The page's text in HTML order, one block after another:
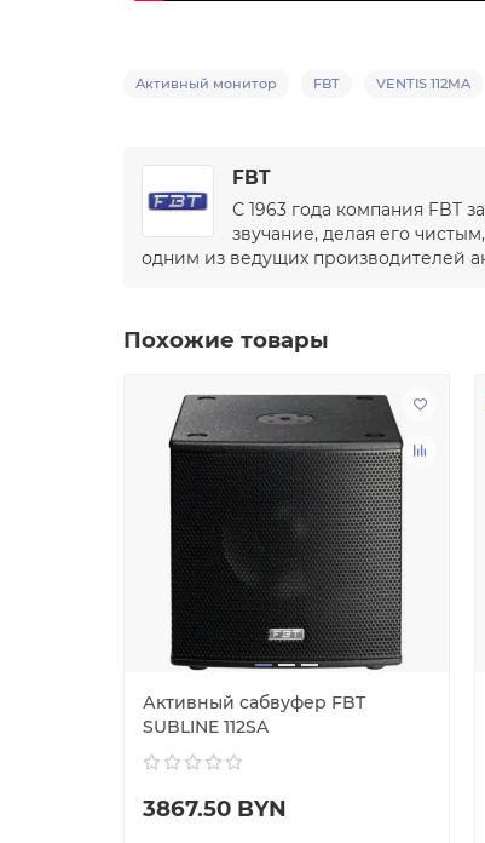
Активный монитор FBT VENTIS 112MA
FBT
С 1963 года компания FBT
звучание, делая его
одним из ведущих производителей
Похожие товары
Активный сабвуфер FBT
SUBLINE 112SA
3867.50 BYN